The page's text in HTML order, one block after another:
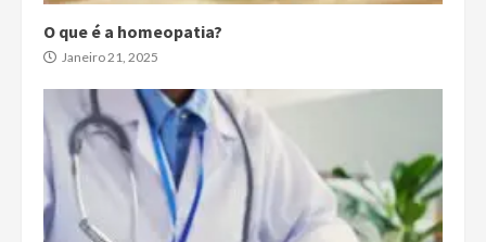
O que é a homeopatia?
Janeiro 21, 2025